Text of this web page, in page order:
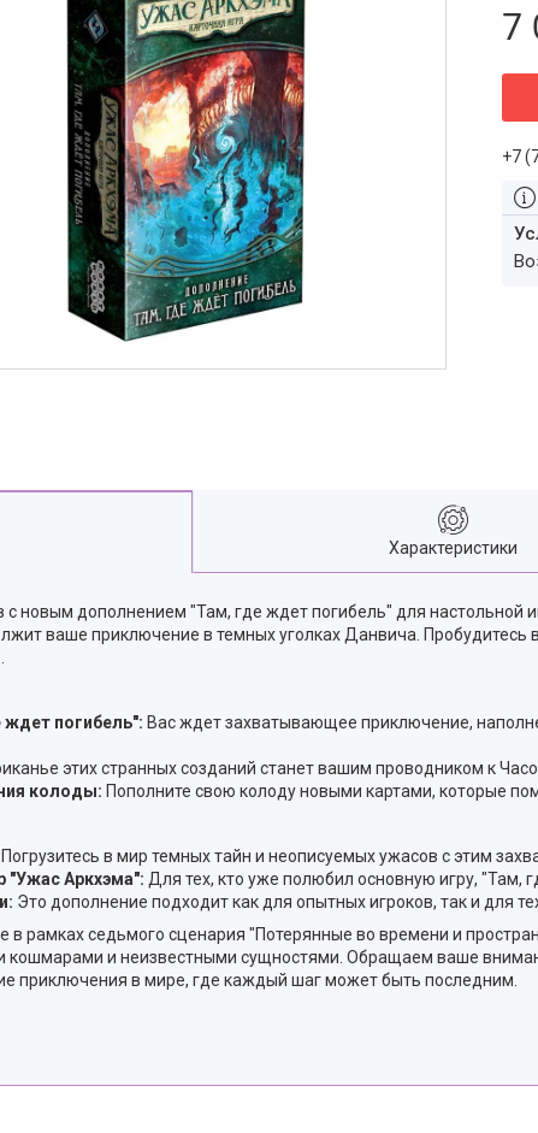
7
+7
Характеристики
с новым дополнением "Там, где ждет погибель" для
ваше приключение в темных уголках Данвича.
ждет погибель": Вас ждет захватывающее приключение,
этих странных созданий станет вашим проводником к
колоды: Пополните свою колоду новыми картами, которые
Погрузитесь в мир темных тайн и неописуемых ужасов с этим
"Ужас Аркхэма": Для тех, кто уже полюбил основную игру, "Там,
Это дополнение подходит как для опытных игроков, так и для
в рамках седьмого сценария "Потерянные во времени и
и неизвестными сущностями. Обращаем ваше
приключения в мире, где каждый шаг может быть последним.